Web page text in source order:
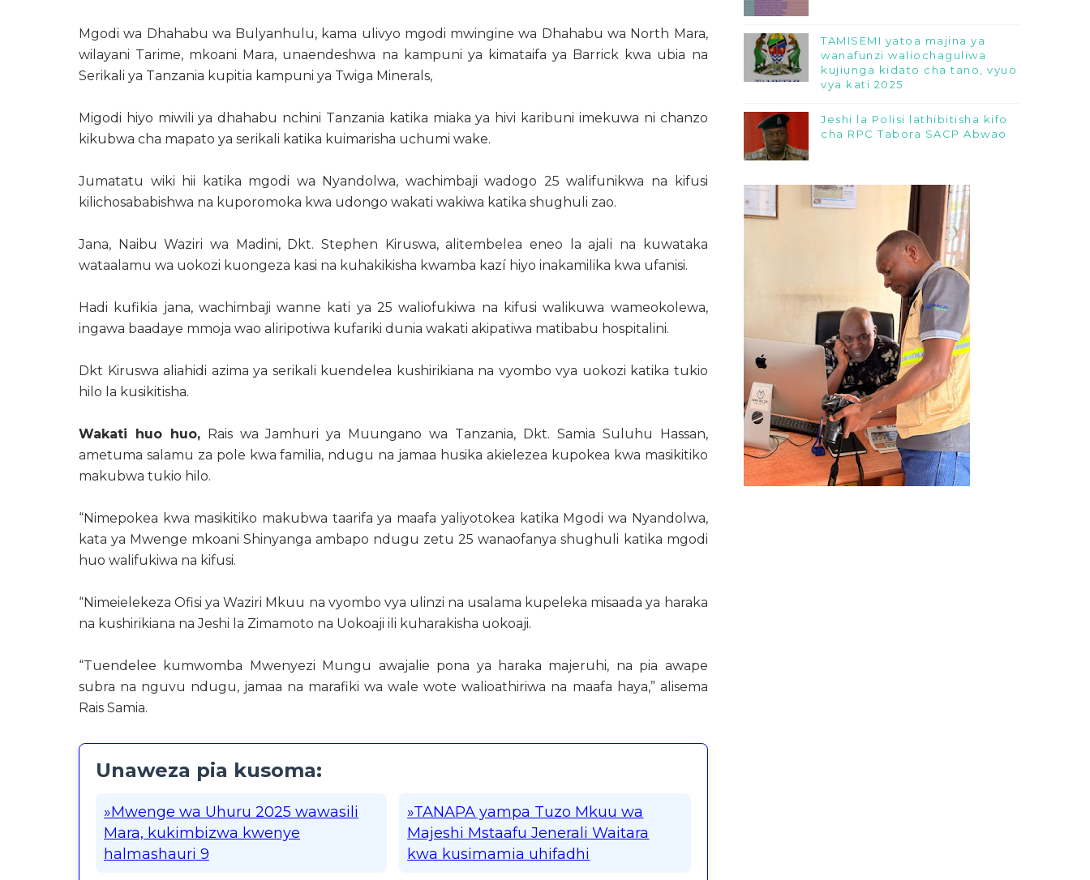
Mgodi wa Dhahabu wa Bulyanhulu, kama ulivyo mgodi mwingine wa Dhahabu wa North Mara,
wilayani Tarime, mkoani Mara, unaendeshwa na kampuni ya kimataifa ya Barrick kwa ubia na
Serikali ya Tanzania kupitia kampuni ya Twiga Minerals,
Migodi hiyo miwili ya dhahabu nchini Tanzania katika miaka ya hivi karibuni imekuwa ni chanzo
kikubwa cha mapato ya serikali katika kuimarisha uchumi wake.
Jumatatu wiki hii katika mgodi wa Nyandolwa, wachimbaji wadogo 25 walifunikwa na kifusi
kilichosababishwa na kuporomoka kwa udongo wakati wakiwa katika shughuli zao.
Jana, Naibu Waziri wa Madini, Dkt. Stephen Kiruswa, alitembelea eneo la ajali na kuwataka
wataalamu wa uokozi kuongeza kasi na kuhakikisha kwamba kazí hiyo inakamilika kwa ufanisi.
Hadi kufikia jana, wachimbaji wanne kati ya 25 waliofukiwa na kifusi walikuwa wameokolewa,
ingawa baadaye mmoja wao aliripotiwa kufariki dunia wakati akipatiwa matibabu hospitalini.
Dkt Kiruswa aliahidi azima ya serikali kuendelea kushirikiana na vyombo vya uokozi katika tukio
hilo la kusikitisha.
Wakati huo huo,Rais wa Jamhuri ya Muungano wa Tanzania, Dkt. Samia Suluhu Hassan,
ametuma salamu za pole kwa familia, ndugu na jamaa husika akielezea kupokea kwa masikitiko
makubwa tukio hilo.
“Nimepokea kwa masikitiko makubwa taarifa ya maafa yaliyotokea katika Mgodi wa Nyandolwa,
kata ya Mwenge mkoani Shinyanga ambapo ndugu zetu 25 wanaofanya shughuli katika mgodi
huo walifukiwa na kifusi.
“Nimeielekeza Ofisi ya Waziri Mkuu na vyombo vya ulinzi na usalama kupeleka misaada ya haraka
na kushirikiana na Jeshi la Zimamoto na Uokoaji ili kuharakisha uokoaji.
“Tuendelee kumwomba Mwenyezi Mungu awajalie pona ya haraka majeruhi, na pia awape
subra na nguvu ndugu, jamaa na marafiki wa wale wote walioathiriwa na maafa haya,” alisema
Rais Samia.
Unaweza pia kusoma:
»Mwenge wa Uhuru 2025 wawasili
Mara, kukimbizwa kwenye
halmashauri 9
»TANAPA yampa Tuzo Mkuu wa
Majeshi Mstaafu Jenerali Waitara
kwa kusimamia uhifadhi
TAMISEMI yatoa majina ya
wanafunzi waliochaguliwa
kujiunga kidato cha tano, vyuo
vya kati 2025
Jeshi la Polisi lathibitisha kifo
cha RPC Tabora SACP Abwao